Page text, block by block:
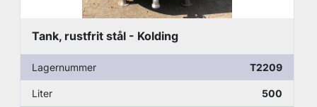
Tank, rustfrit stål - Kolding
Lagernummer T2209
Liter 500